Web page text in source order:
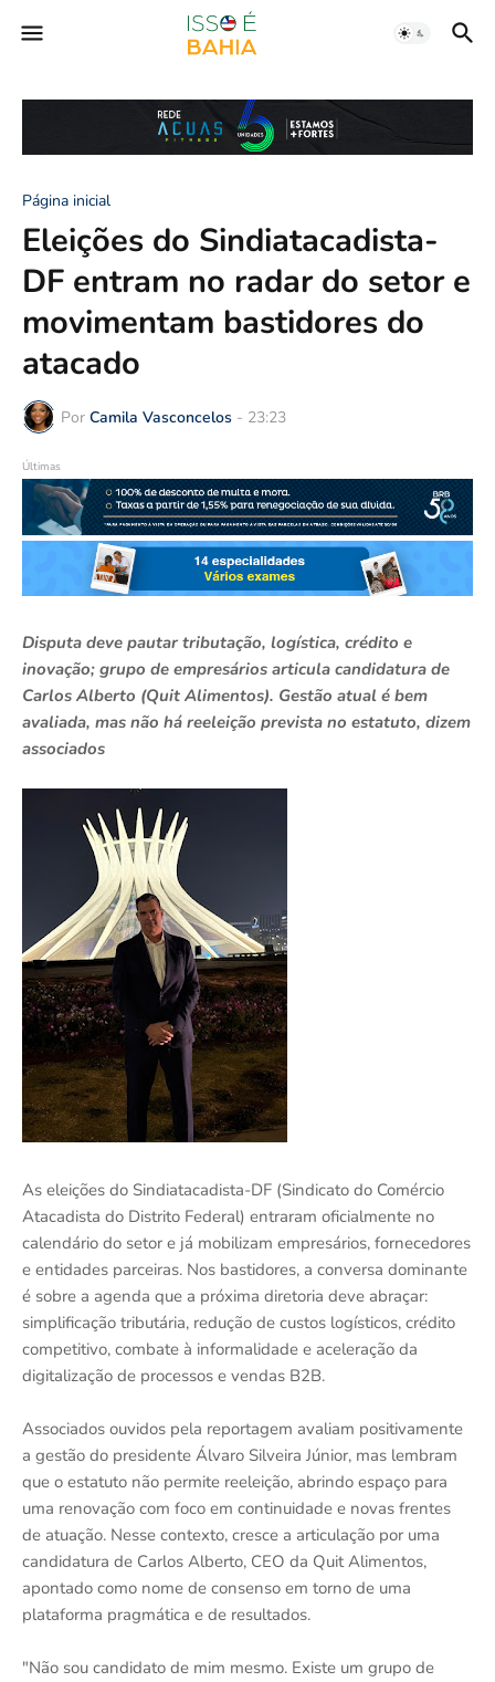
Página inicial
Eleições do Sindiatacadista-
DF entram no radar do setor e
movimentam bastidores do
atacado
Por Camila Vasconcelos - 23:23
Últimas
Disputa deve pautar tributação, logística, crédito e
inovação; grupo de empresários articula candidatura de
Carlos Alberto (Quit Alimentos). Gestão atual é bem
avaliada, mas não há reeleição prevista no estatuto, dizem
associados
As eleições do Sindiatacadista-DF (Sindicato do Comércio
Atacadista do Distrito Federal) entraram oficialmente no
calendário do setor e já mobilizam empresários, fornecedores
e entidades parceiras. Nos bastidores, a conversa dominante
é sobre a agenda que a próxima diretoria deve abraçar:
simplificação tributária, redução de custos logísticos, crédito
competitivo, combate à informalidade e aceleração da
digitalização de processos e vendas B2B.
Associados ouvidos pela reportagem avaliam positivamente
a gestão do presidente Álvaro Silveira Júnior, mas lembram
que o estatuto não permite reeleição, abrindo espaço para
uma renovação com foco em continuidade e novas frentes
de atuação. Nesse contexto, cresce a articulação por uma
candidatura de Carlos Alberto, CEO da Quit Alimentos,
apontado como nome de consenso em torno de uma
plataforma pragmática e de resultados.
"Não sou candidato de mim mesmo. Existe um grupo de